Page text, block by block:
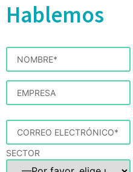
Hablemos
SECTOR